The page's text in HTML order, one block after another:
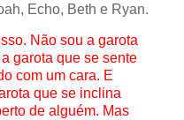
Echo, Beth e Ryan.
Não sou a garota
garota que se sente
com um cara. E
que se inclina
de alguém. Mas